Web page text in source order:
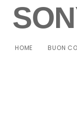
HOME BUON